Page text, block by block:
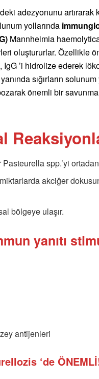
adezyonunu artırarak
yollarında
Mannheimia
oluştururlar. Özellikle
’i hidrolize ederek
sığırların
önemli bir
spp.’yi ortadan
akciğer
bölgeye ulaşır.
yanıtı
antijenleri
‘de